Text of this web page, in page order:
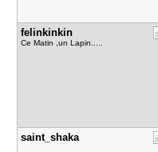
felinkinki​n
Ce Matin ,un Lapin.....
saint_shak​a